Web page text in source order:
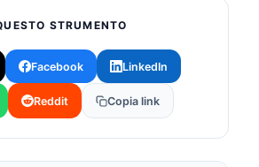
STRUMENTO
Facebook LinkedIn
Reddit Copia link